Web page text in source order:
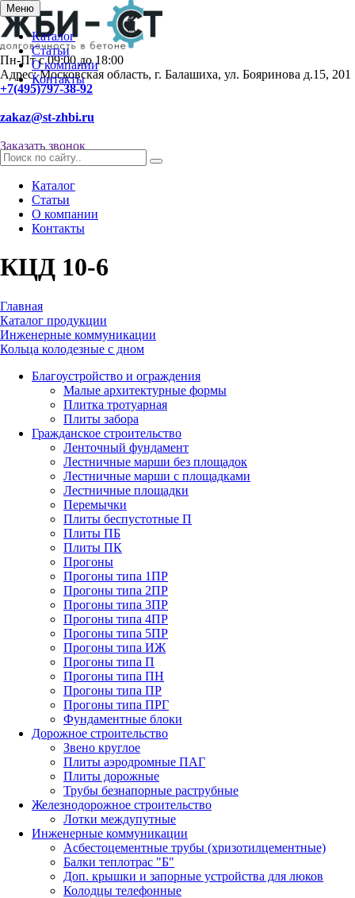
Меню
Каталог
Статьи
О компании
Контакты
Пн-Пт с 09:00 до 18:00
Адрес: Московская область, г. Балашиха, ул. Бояринова д.15, 201
+7(495)797-38-92
zakaz@st-zhbi.ru
Заказать звонок
Каталог
Статьи
О компании
Контакты
КЦД 10-6
Главная
Каталог продукции
Инженерные коммуникации
Кольца колодезные с дном
Благоустройство и ограждения
Малые архитектурные формы
Плитка тротуарная
Плиты забора
Гражданское строительство
Ленточный фундамент
Лестничные марши без площадок
Лестничные марши с площадками
Лестничные площадки
Перемычки
Плиты беспустотные П
Плиты ПБ
Плиты ПК
Прогоны
Прогоны типа 1ПР
Прогоны типа 2ПР
Прогоны типа 3ПР
Прогоны типа 4ПР
Прогоны типа 5ПР
Прогоны типа ИЖ
Прогоны типа П
Прогоны типа ПН
Прогоны типа ПР
Прогоны типа ПРГ
Фундаментные блоки
Дорожное строительство
Звено круглое
Плиты аэродромные ПАГ
Плиты дорожные
Трубы безнапорные раструбные
Железнодорожное строительство
Лотки междупутные
Инженерные коммуникации
Асбестоцементные трубы (хризотилцементные)
Балки теплотрас "Б"
Доп. крышки и запорные устройства для люков
Колодцы телефонные